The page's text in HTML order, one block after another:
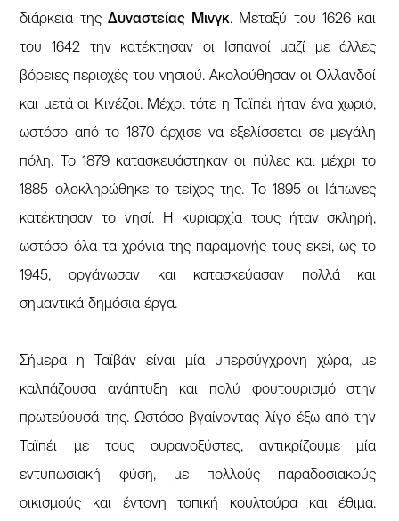
διάρκεια τηςΔυναστείας Μινγκ. Μεταξύ του 1626 και
του 1642 την κατέκτησαν οι Ισπανοί μαζί με άλλες
βόρειες περιοχές του νησιού. Ακολούθησαν οι Ολλανδοί
και μετά οι Κινέζοι. Μέχρι τότε η Ταϊπέι ήταν ένα χωριό,
ωστόσο από το 1870 άρχισε να εξελίσσεται σε μεγάλη
πόλη. Το 1879 κατασκευάστηκαν οι πύλες και μέχρι το
1885 ολοκληρώθηκε το τείχος της. Το 1895 οι Ιάπωνες
κατέκτησαν το νησί. Η κυριαρχία τους ήταν σκληρή,
ωστόσο όλα τα χρόνια της παραμονής τους εκεί, ως το
1945, οργάνωσαν και κατασκεύασαν πολλά και
σημαντικά δημόσια έργα.
Σήμερα η Ταϊβάν είναι μία υπερσύγχρονη χώρα, με
καλπάζουσα ανάπτυξη και πολύ φουτουρισμό στην
πρωτεύουσά της. Ωστόσο βγαίνοντας λίγο έξω από την
Ταϊπέι με τους ουρανοξύστες, αντικρίζουμε μία
εντυπωσιακή φύση, με πολλούς παραδοσιακούς
οικισμούς και έντονη τοπική κουλτούρα και έθιμα.